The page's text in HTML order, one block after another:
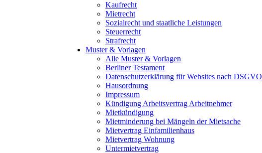
Kaufrecht
Mietrecht
Sozialrecht und staatliche Leistungen
Steuerrecht
Strafrecht
Muster & Vorlagen
Alle Muster & Vorlagen
Berliner Testament
Datenschutzerklärung für Websites nach DSGVO
Hausordnung
Impressum
Kündigung Arbeitsvertrag Arbeitnehmer
Mietkündigung
Mietminderung bei Mängeln der Mietsache
Mietvertrag Einfamilienhaus
Mietvertrag Wohnung
Untermietvertrag